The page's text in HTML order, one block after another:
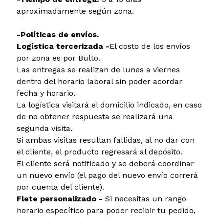
aproximadamente según zona.
-Políticas de envíos.
Logística tercerizada -El costo de los envíos
por zona es por Bulto.
Las entregas se realizan de lunes a viernes
dentro del horario laboral sin poder acordar
fecha y horario.
La logística visitará el domicilio indicado, en caso
de no obtener respuesta se realizará una
segunda visita.
Si ambas visitas resultan fallidas, al no dar con
el cliente, el producto regresará al depósito.
El cliente será notificado y se deberá coordinar
un nuevo envío (el pago del nuevo envío correrá
por cuenta del cliente).
Flete personalizado - Si necesitas un rango
horario específico para poder recibir tu pedido,